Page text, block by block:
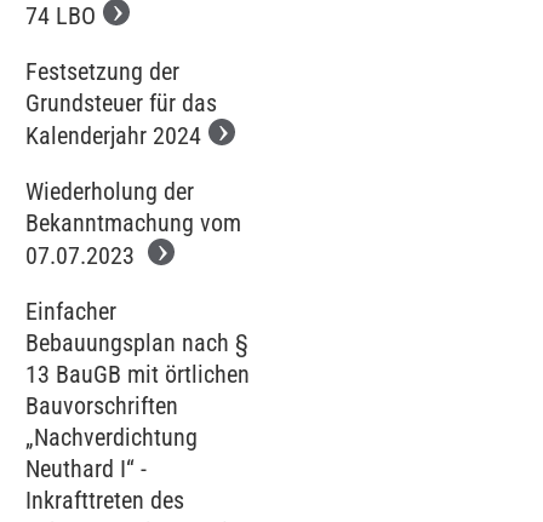
74 LBO
Festsetzung der
Grundsteuer für das
Kalenderjahr 2024
Wiederholung der
Bekanntmachung vom
07.07.2023
Einfacher
Bebauungsplan nach §
13 BauGB mit örtlichen
Bauvorschriften
„Nachverdichtung
Neuthard I“ -
Inkrafttreten des